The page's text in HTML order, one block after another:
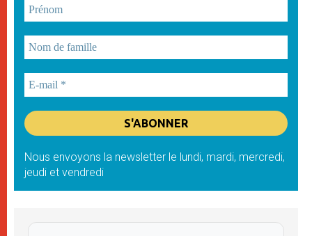
Nous envoyons la newsletter le lundi, mardi, mercredi,
jeudi et vendredi